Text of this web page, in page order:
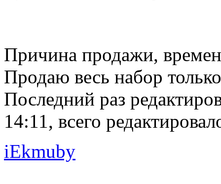
Причина продажи,
Продаю весь набор
Последний раз
14:11, всего
iEkmuby